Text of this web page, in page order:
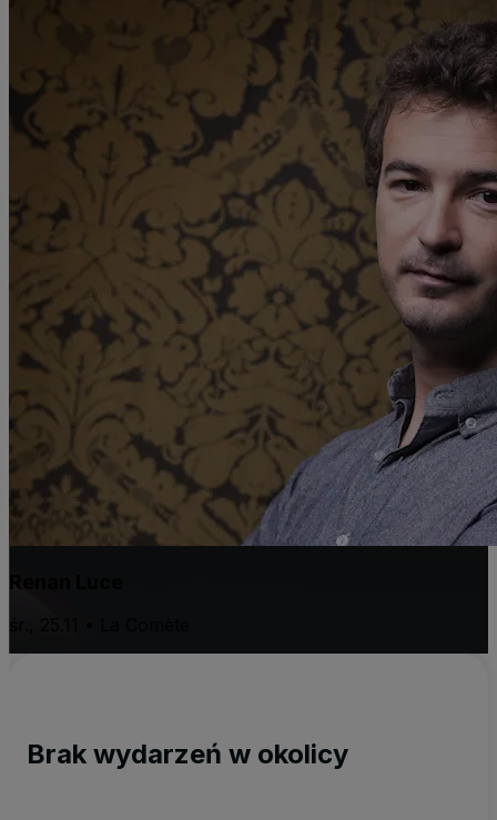
Renan Luce
Brak wydarzeń w okolicy